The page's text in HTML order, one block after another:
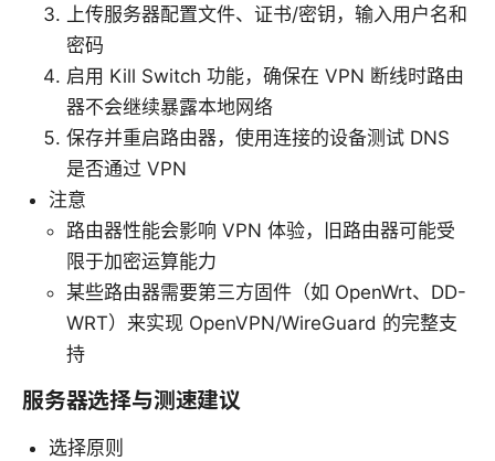
上传服务器配置文件、证书/密钥，输入用户名和
密码
启用 Kill Switch 功能，确保在 VPN 断线时路由
器不会继续暴露本地网络
保存并重启路由器，使用连接的设备测试 DNS
是否通过 VPN
注意
路由器性能会影响 VPN 体验，旧路由器可能受
限于加密运算能力
某些路由器需要第三方固件（如 OpenWrt、DD-
WRT）来实现 OpenVPN/WireGuard 的完整支
持
服务器选择与测速建议
选择原则